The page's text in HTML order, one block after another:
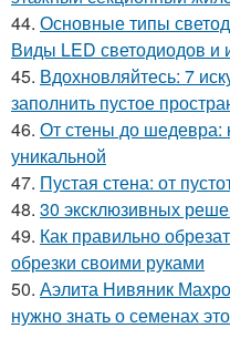
44. Основные типы
Виды LED светодиодов и
45. Вдохновляйтесь: 7
заполнить пустое
46. От стены до шедевра:
уникальной
47. Пустая стена: от
48. 30 эксклюзивных
49. Как правильно
обрезки своими руками
50. Аэлита Нивяник
нужно знать о семенах